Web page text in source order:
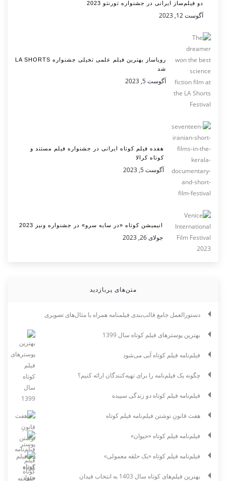
دو فیلم‌ساز ایرانی در جشنواره تورنتو 2023
آگوست 12, 2023
رویاساز بهترین فیلم علمی تخیلی جشنواره LA SHORTS
شد
آگوست 5, 2023
هفده فیلم کوتاه ایرانی در جشنواره فیلم مستند و
کوتاه کرالا
آگوست 5, 2023
انیمیشن کوتاه «در سایه سرو» در جشنواره ونیز 2023
جولای 26, 2023
متن‌های پربازدید
دستورالعمل جامع قالب‌بندی فیلمنامه همراه با مثال‌های تصویری
بهترین پوسترهای فیلم کوتاه سال 1399
فیلم‌نامه فیلم کوتاه آبی می‌شود
چگونه یک فیلم‌نامه را برای تهیه‌کنندگان ارائه کنیم؟
فیلم‌نامه فیلم کوتاه دو زندگی سپیده
هفت قانونِ نوشتن فیلم‌نامه فیلم کوتاه
فیلم‌نامه فیلم کوتاه «حیوان»
فیلم‌نامه فیلم کوتاه «یک حلقه معمولی»
بهترین فیلم‌های کوتاه سال 1403 به انتخاب فیدان